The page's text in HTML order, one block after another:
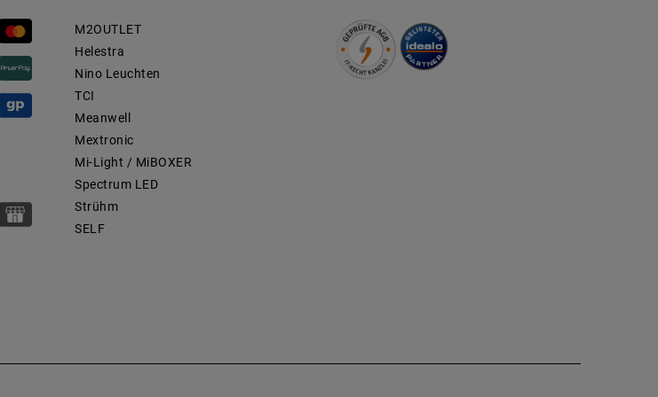
M2OUTLET
Helestra
Nino Leuchten
TCI
Meanwell
Mextronic
Mi-Light / MiBOXER
Spectrum LED
Strühm
SELF